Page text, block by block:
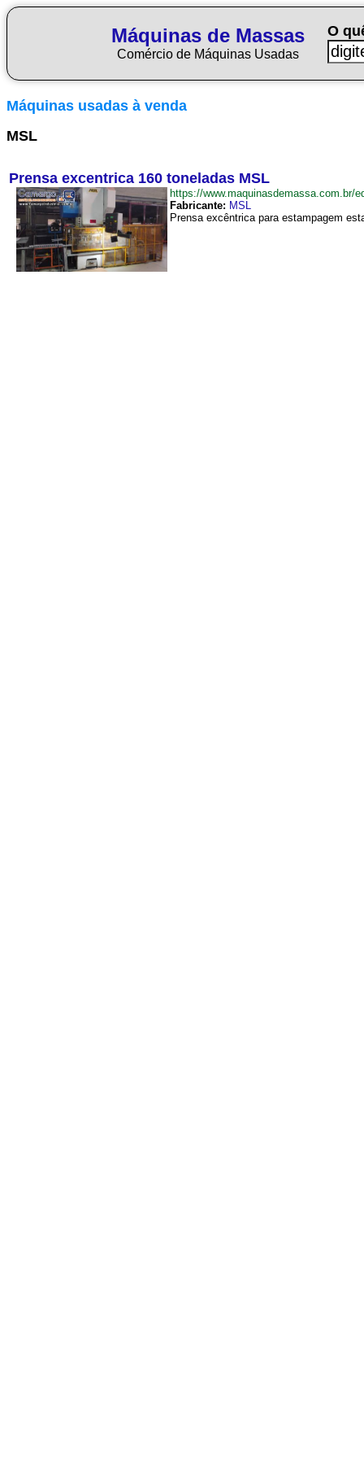
Máquinas de Massas
Comércio de Máquinas Usadas
O
Máquinas usadas à venda
MSL
Prensa excentrica 160 toneladas MSL
https://www.maquinasdemassa.com.br/
Fabricante: MSL
Prensa excêntrica para estampagem